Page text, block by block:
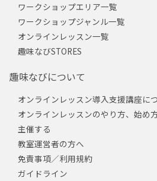
ワークショップエリア一覧
ワークショップジャンル一覧
オンラインレッスン一覧
趣味なびSTORES
趣味なびについて
オンラインレッスン導入支援講座に
オンラインレッスンのやり方、始め
主催する
教室運営者の方へ
免責事項／利用規約
ガイドライン